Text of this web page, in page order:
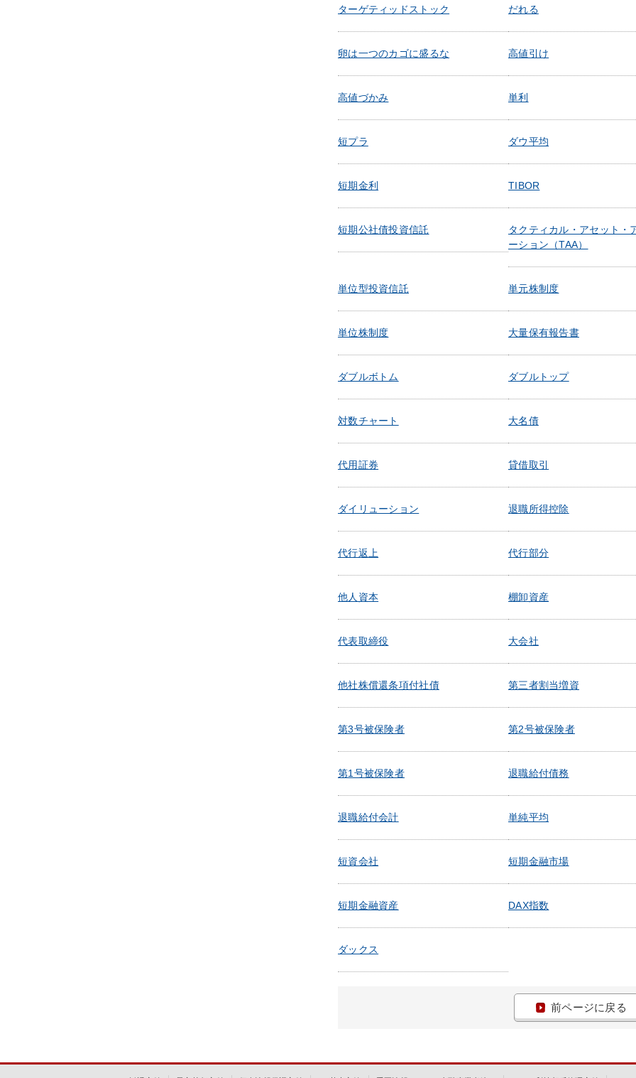
ターゲティッドストック だれる
卵は一つのカゴに盛るな 高値引け
高値づかみ 単利
短プラ ダウ平均
短期金利 TIBOR
短期公社債投資信託
タクティカル・アセット・
ーション（TAA）
単位型投資信託 単元株制度
単位株制度 大量保有報告書
ダブルボトム ダブルトップ
対数チャート 大名債
代用証券 貸借取引
ダイリューション 退職所得控除
代行返上 代行部分
他人資本 棚卸資産
代表取締役 大会社
他社株償還条項付社債 第三者割当増資
第3号被保険者 第2号被保険者
第1号被保険者 退職給付債務
退職給付会計 単純平均
短資会社 短期金融市場
短期金融資産 DAX指数
ダックス
前ページに戻る